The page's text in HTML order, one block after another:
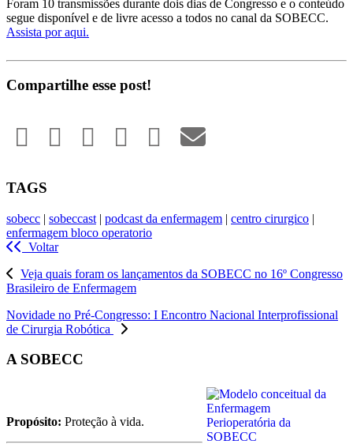
Foram 10 transmissões durante dois dias de Congresso e o conteúdo
segue disponível e de livre acesso a todos no canal da SOBECC.
Assista por aqui.
Compartilhe esse post!
TAGS
sobecc | sobeccast | podcast da enfermagem | centro cirurgico |
enfermagem bloco operatorio
Voltar
Veja quais foram os lançamentos da SOBECC no 16º Congresso
Brasileiro de Enfermagem
Novidade no Pré-Congresso: I Encontro Nacional Interprofissional
de Cirurgia Robótica
A SOBECC
Propósito: Proteção à vida.